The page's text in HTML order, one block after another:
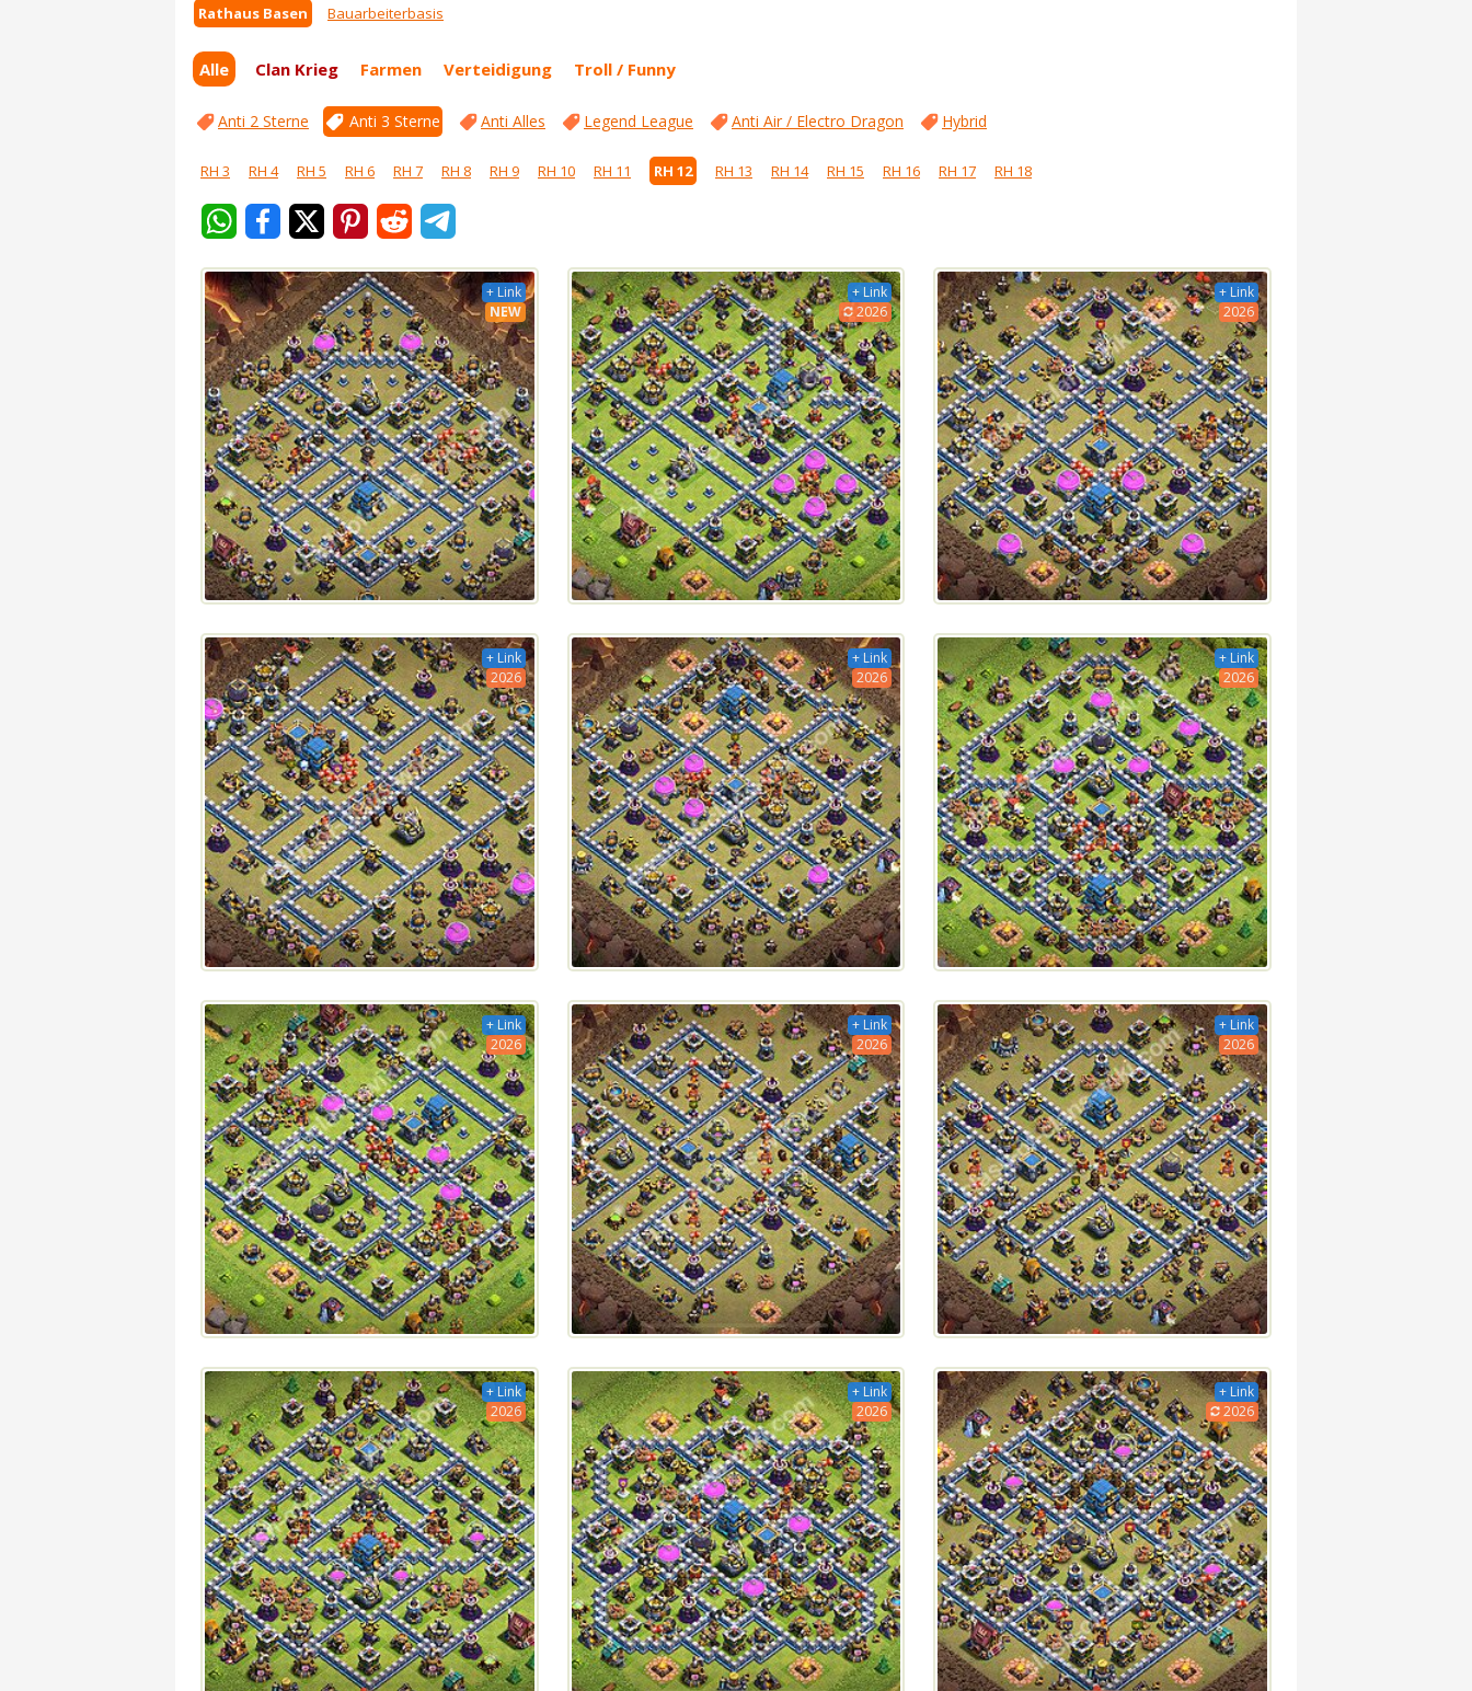
Rathaus Basen Bauarbeiterbasis
Alle Clan Krieg Farmen Verteidigung Troll / Funny
Anti 2 Sterne Anti 3 Sterne Anti Alles Legend League Anti Air / Electro Dragon Hybrid
RH 3 RH 4 RH 5 RH 6 RH 7 RH 8 RH 9 RH 10 RH 11 RH 12 RH 13 RH 14 RH 15 RH 16 RH 17 RH 18
+ Link
NEW
+ Link
2026
+ Link
2026
+ Link
2026
+ Link
2026
+ Link
2026
+ Link
2026
+ Link
2026
+ Link
2026
+ Link
2026
+ Link
2026
+ Link
2026